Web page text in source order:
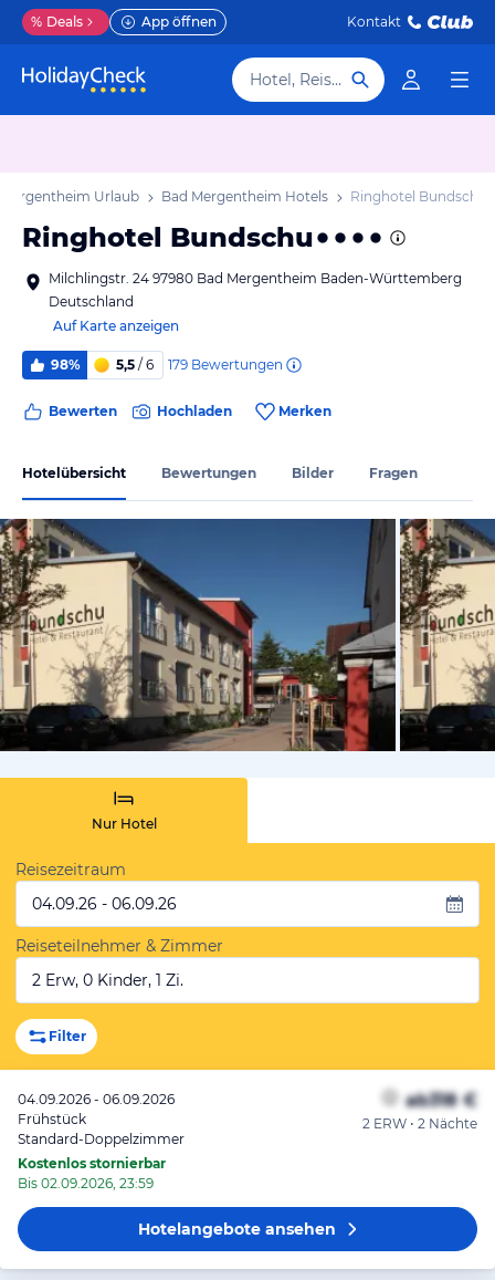
% Deals App öffnen Kontakt
Hotel, Reiseziel
Urlaub Bad Mergentheim Hotels Ringhotel Bundschu
Ringhotel Bundschu
Milchlingstr. 24 97980 Bad Mergentheim Baden-Württemberg
Deutschland
Auf Karte anzeigen
98% 5,5 / 6 179 Bewertungen
Bewerten Hochladen Merken
Hotelübersicht Bewertungen Bilder Fragen
vom
Nur Hotel
Reisezeitraum
04.09.26 - 06.09.26
Reiseteilnehmer & Zimmer
2 Erw, 0 Kinder, 1 Zi.
Filter
04.09.2026 - 06.09.2026
Frühstück
Standard-Doppelzimmer
Kostenlos stornierbar
Bis 02.09.2026, 23:59
ab318 €
2 ERW • 2 Nächte
Hotelangeboteansehen